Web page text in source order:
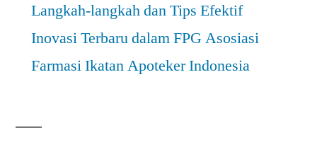
Langkah-langkah dan Tips Efektif
Inovasi Terbaru dalam FPG Asosiasi
Farmasi Ikatan Apoteker Indonesia